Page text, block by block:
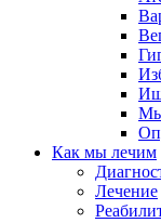
Как мы лечим
Лечение